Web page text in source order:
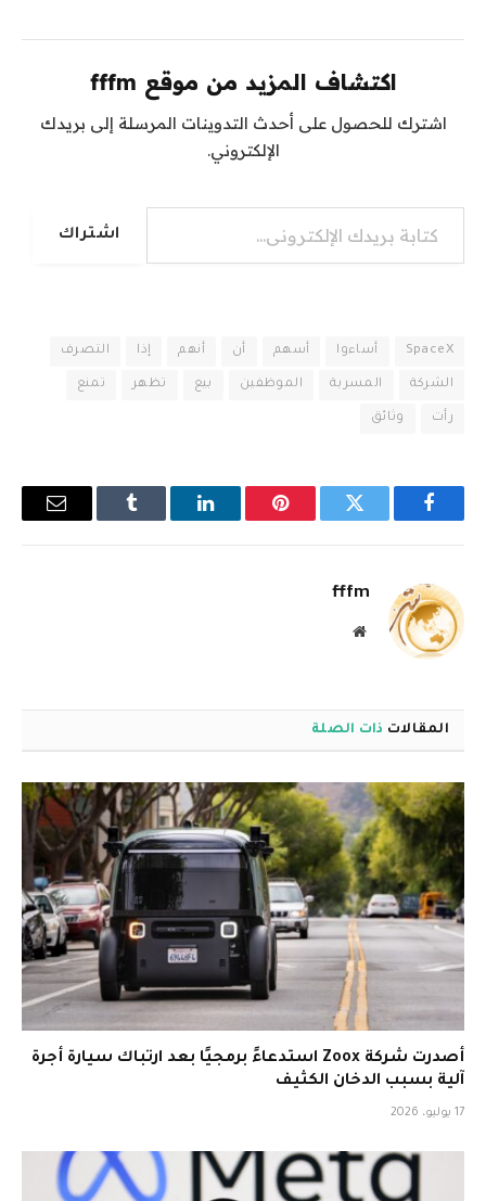
اكتشاف المزيد من موقع fffm
اشترك للحصول على أحدث التدوينات المرسلة إلى بريدك
الإلكتروني.
كتابة بريدك الإلكتروني...
اشتراك
SpaceX أساءوا أسهم أن أنهم إذا التصرف
الشركة المسربة الموظفين بيع تظهر تمنع
رأت وثائق
فيسبوك تويتر بينتيريستلينكدإن Tumblr
البريد
fffm
موقع
المقالات ذات الصلة
أصدرت شركة Zoox استدعاءً برمجيًا بعد ارتباك سيارة أجرة
آلية بسبب الدخان الكثيف
17 يوليو، 2026